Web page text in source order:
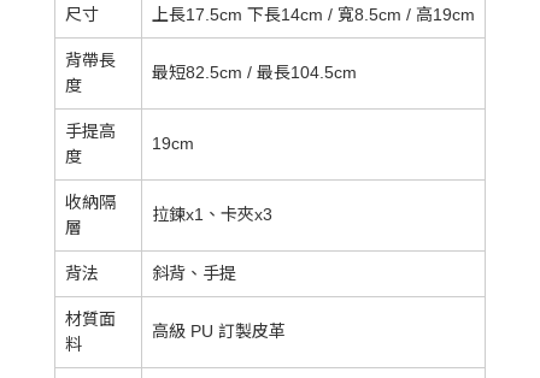
尺寸 上長17.5cm 下長14cm / 寬8.5cm / 高19cm
背帶長
度
最短82.5cm / 最長104.5cm
手提高
度
19cm
收納隔
層
拉鍊x1、卡夾x3
背法 斜背、手提
材質面
料
高級 PU 訂製皮革